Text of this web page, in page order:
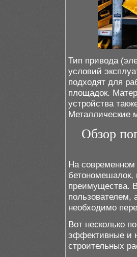
Тип привода
условий
подходят для
площадок.
устройства
Металлические
Обзор
На современном
бетономешалок,
преимущества.
пользователем,
необходимо
Вот несколько
эффективные и
строительных